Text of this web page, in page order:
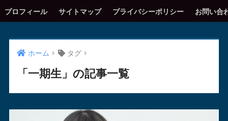
プロフィール サイトマップ プライバシーポリシー お問い合
ホーム タグ
「一期生」の記事一覧